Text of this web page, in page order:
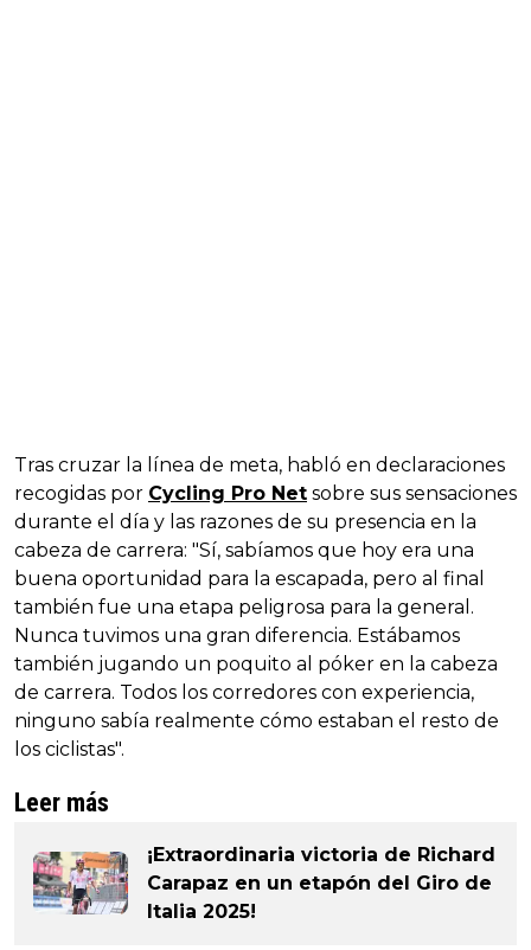
Tras cruzar la línea de meta, habló en declaraciones
recogidas por Cycling Pro Net sobre sus sensaciones
durante el día y las razones de su presencia en la
cabeza de carrera: "Sí, sabíamos que hoy era una
buena oportunidad para la escapada, pero al final
también fue una etapa peligrosa para la general.
Nunca tuvimos una gran diferencia. Estábamos
también jugando un poquito al póker en la cabeza
de carrera. Todos los corredores con experiencia,
ninguno sabía realmente cómo estaban el resto de
los ciclistas".
Leer más
¡Extraordinaria victoria de Richard
Carapaz en un etapón del Giro de
Italia 2025!